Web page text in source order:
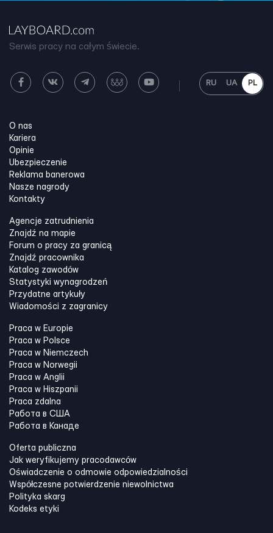
Serwis pracy na całym świecie.
RU UA PL
O nas
Kariera
Opinie
Ubezpieczenie
Reklama banerowa
Nasze nagrody
Kontakty
Agencje zatrudnienia
Znajdź na mapie
Forum o pracy za granicą
Znajdź pracownika
Katalog zawodów
Statystyki wynagrodzeń
Przydatne artykuły
Wiadomości z zagranicy
Praca w Europie
Praca w Polsce
Praca w Niemczech
Praca w Norwegii
Praca w Anglii
Praca w Hiszpanii
Praca zdalna
Работа в США
Работа в Канадe
Oferta publiczna
Jak weryfikujemy pracodawców
Oświadczenie o odmowie odpowiedzialności
Współczesne potwierdzenie niewolnictwa
Polityka skarg
Kodeks etyki